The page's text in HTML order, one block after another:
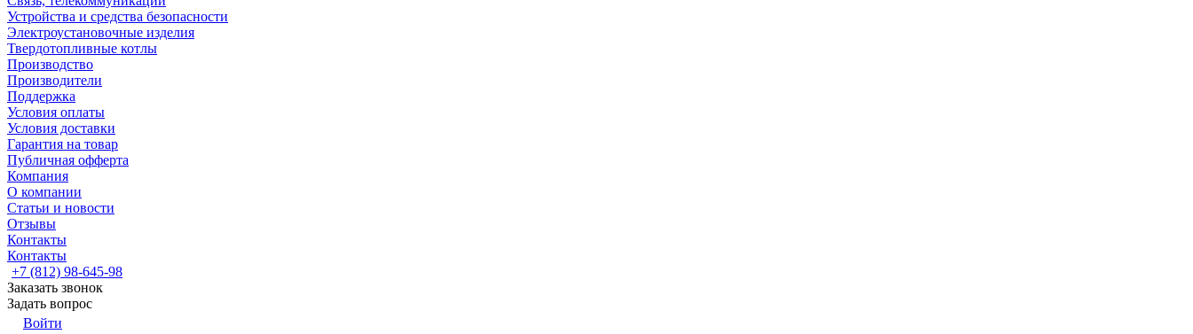
Устройства и средства безопасности
Электроустановочные изделия
Твердотопливные котлы
Производство
Производители
Поддержка
Условия оплаты
Условия доставки
Гарантия на товар
Публичная офферта
Компания
О компании
Статьи и новости
Отзывы
Контакты
Контакты
+7 (812) 98-645-98
Заказать звонок
Задать вопрос
Войти